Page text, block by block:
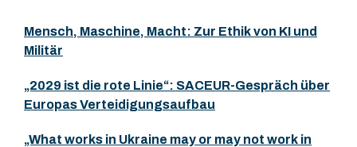
Mensch, Maschine, Macht: Zur Ethik von KI und
Militär
„2029 ist die rote Linie“: SACEUR-Gespräch über
Europas Verteidigungsaufbau
„What works in Ukraine may or may not work in